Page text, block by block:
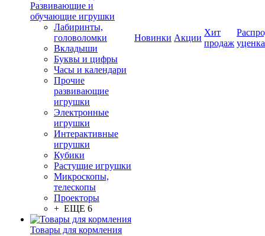
Развивающие и
обучающие игрушки
Лабиринты,
головоломки
Вкладыши
Буквы и цифры
Часы и календари
Прочие
развивающие
игрушки
Электронные
игрушки
Интерактивные
игрушки
Кубики
Растущие игрушки
Микроскопы,
телескопы
Проекторы
+ ЕЩЕ 6
Товары для кормления
Новинки Акции
Хит
продаж уценка